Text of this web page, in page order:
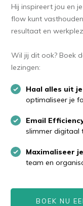
Hij inspireert jou en
flow kunt
resultaat en
Wil jij dit ook? Boek
lezingen:
Haal alles uit
optimaliseer je
Email
slimmer digitaal
Maximaliseer
team en
BOEK NU